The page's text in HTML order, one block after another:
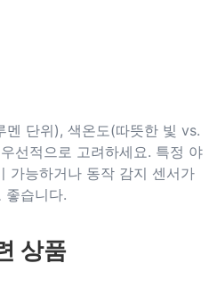
멘 단위), 색온도(따뜻한 빛 vs.
선적으로 고려하세요. 특정 야
가능하거나 동작 감지 센서가
좋습니다.
상품